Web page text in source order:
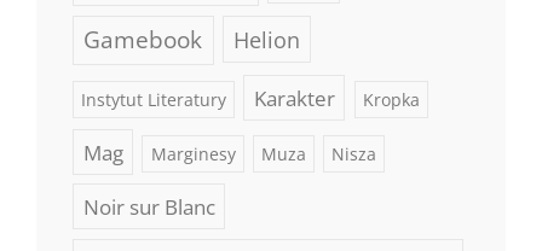
Gamebook Helion
Instytut Literatury Karakter Kropka
Mag Marginesy Muza Nisza
Noir sur Blanc